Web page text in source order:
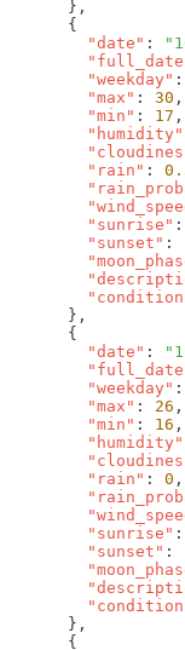
        "date"
:
        "weekday"
:
        "max"
: 30
        "min"
: 17
        "humidity"
        "rain"
:
        "sunrise"
:
        "sunset"
:
        "date"
:
        "weekday"
:
        "max"
: 26
        "min"
: 16
        "humidity"
        "rain"
: 0
        "sunrise"
:
        "sunset"
: